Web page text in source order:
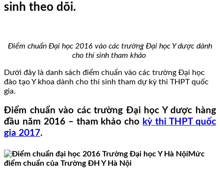
sinh theo dõi.
Điểm chuẩn Đại học 2016 vào các trường Đại học Y dược dành
cho thí sinh tham khảo
Dưới đây là danh sách điểm chuẩn vào các trường Đại học
đào tạo Y khoa dành cho thí sinh tham dự kỳ thi THPT quốc
gia.
Điểm chuẩn vào các trường Đại học Y dược hàng
đầu năm 2016 – tham khảo cho kỳ thi THPT quốc
gia 2017.
Mức
điểm chuẩn của Trường ĐH Y Hà Nội